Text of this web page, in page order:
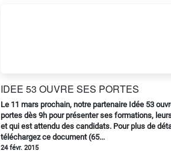
IDEE 53 OUVRE SES PORTES
Le 11 mars prochain, notre partenaire Idée 53
portes dès 9h pour présenter ses formations,
et qui est attendu des candidats. Pour plus de
téléchargez ce document (65...
24 févr. 2015